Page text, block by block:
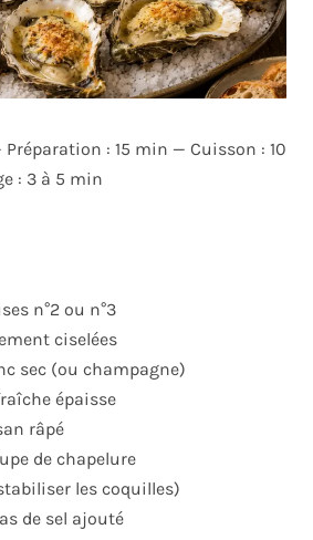
: 15 min — Cuisson : 10
: 3 à 5 min
n°2 ou n°3
ciselées
sec (ou champagne)
épaisse
râpé
de chapelure
les coquilles)
de sel ajouté